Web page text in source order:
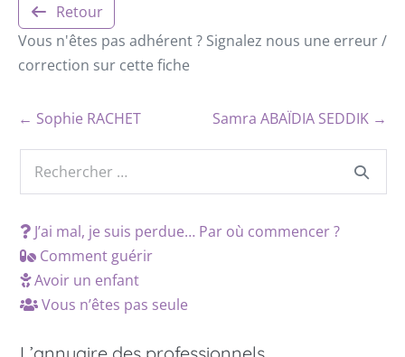
Retour
Vous n'êtes pas adhérent ? Signalez nous une erreur /
correction sur cette fiche
← Sophie RACHET Samra ABAÏDIA SEDDIK →
J’ai mal, je suis perdue… Par où commencer ?
Comment guérir
Avoir un enfant
Vous n’êtes pas seule